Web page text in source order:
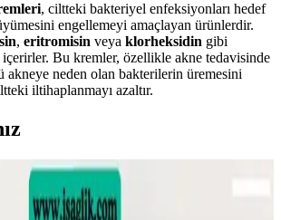
, ciltteki bakteriyel enfeksiyonları hedef
engellemeyi amaçlayan ürünlerdir.
, eritromisin veya klorheksidin gibi
Bu kremler, özellikle akne tedavisinde
akneye neden olan bakterilerin üremesini
iltihaplanmayı azaltır.
Sırt Aknesi Tedavisi: Etkiler,